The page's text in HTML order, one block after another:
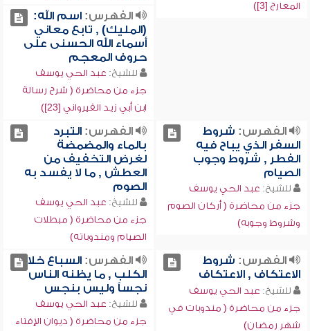
المعارج [3])
الفهرس:اسم الله:
(المليك) , تابع معاني
أسماء الله الحسنى على
حروف المعجم
للشيخ: عبد الحي يوسف
جزء من محاضرة ( شرح رسالة
ابن أبي زيد القيرواني [23])
الفهرس: شروط
السفر الذي يباح فيه
الفطر , شروط وجوب
الصيام
للشيخ: عبد الحي يوسف
جزء من محاضرة ( أركان الصوم
وشروط وجوبه)
الفهرس:التبرد
بالماء والمضمضة
لغرض التخفيف من
العطش , ما لا يفسد به
الصوم
للشيخ: عبد الحي يوسف
جزء من محاضرة ( مبطلات
الصيام ومندوباته)
الفهرس: شروط
الاعتكاف , الاعتكاف
للشيخ: عبد الحي يوسف
جزء من محاضرة ( مندوبات في
شهر رمضان)
الفهرس:السباع خلا
الكلب , ما يظنه الناس
نجساً وليس بنجس
للشيخ: عبد الحي يوسف
جزء من محاضرة ( ديوان الإفتاء